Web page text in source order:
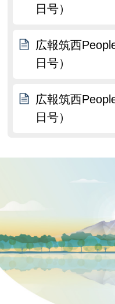
日号）
広報筑西
日号）
広報筑西
日号）